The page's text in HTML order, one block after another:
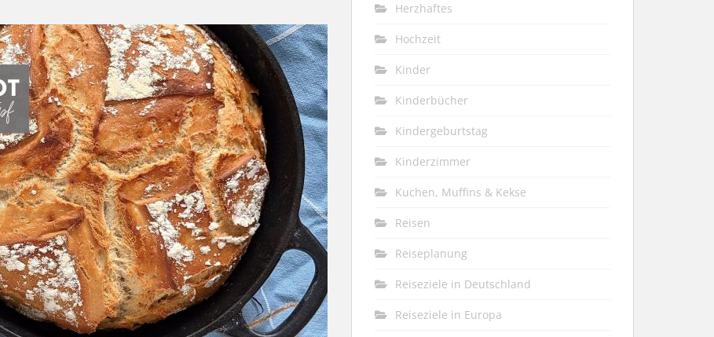
Herzhaftes
Hochzeit
Kinder
Kinderbücher
Kindergeburtstag
Kinderzimmer
Kuchen, Muffins & Kekse
Reisen
Reiseplanung
Reiseziele in Deutschland
Reiseziele in Europa